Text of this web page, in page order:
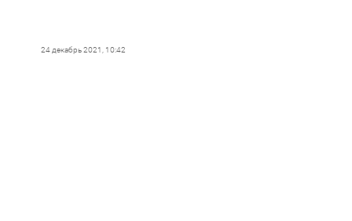
24 декабрь 2021, 10:42